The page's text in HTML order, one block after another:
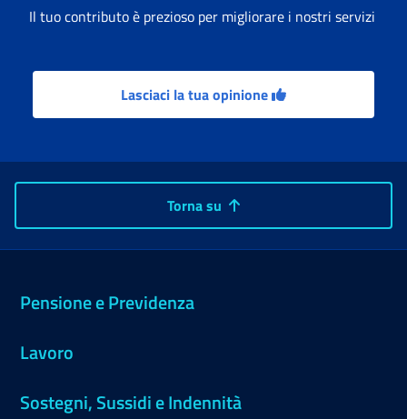
Il tuo contributo è prezioso per migliorare i nostri servizi
Lasciaci la tua opinione
Torna su
Pensione e Previdenza
Lavoro
Sostegni, Sussidi e Indennità